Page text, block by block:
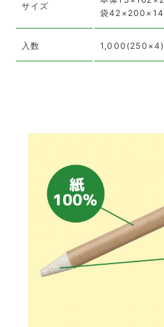
サイズ
袋
入数 1,000(250×4)